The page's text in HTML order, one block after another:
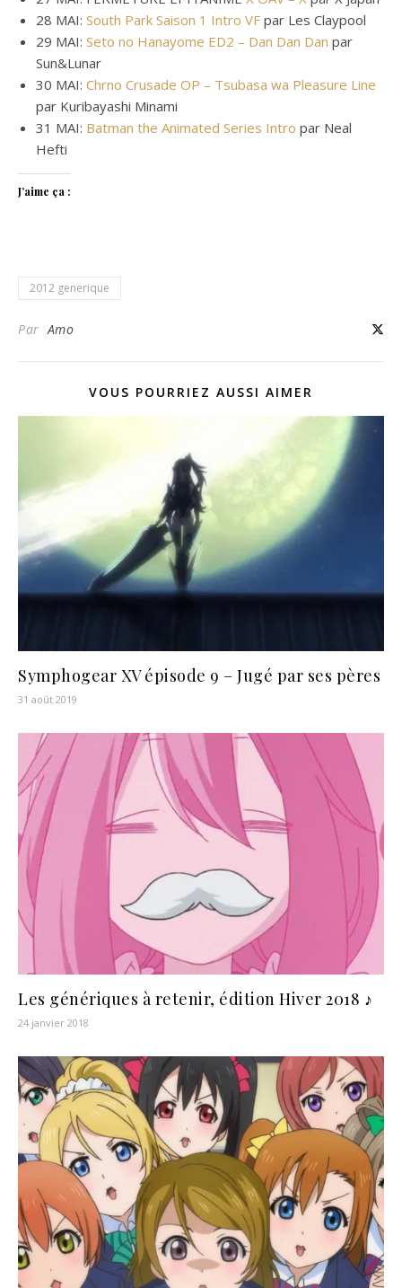
28 MAI: South Park Saison 1 Intro VF par Les Claypool
29 MAI: Seto no Hanayome ED2 – Dan Dan Dan par
Sun&Lunar
30 MAI: Chrno Crusade OP – Tsubasa wa Pleasure Line
par Kuribayashi Minami
31 MAI: Batman the Animated Series Intro par Neal
Hefti
J’aime ça :
2012 generique
Par Amo
VOUS POURRIEZ AUSSI AIMER
Symphogear XV épisode 9 – Jugé par ses pères
31 août 2019
Les génériques à retenir, édition Hiver 2018 ♪
24 janvier 2018